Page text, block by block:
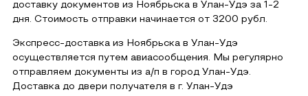
доставку документов из
Ноябрьскав Улан-Удэ за 1-2
дня. Стоимость отправки начинается от 3200 рубл.
Экспресс-доставка из Ноябрьскав Улан-Удэ
осуществляется путем авиасообщения. Мы регулярно
отправляем документы из а/п в город Улан-Удэ.
Доставка до двери получателя в г. Улан-Удэ